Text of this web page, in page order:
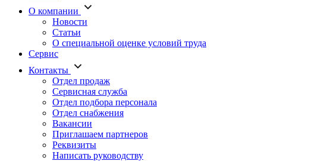
О компании
Новости
Статьи
О специальной оценке условий труда
Сервис
Контакты
Отдел продаж
Сервисная служба
Отдел подбора персонала
Отдел снабжения
Вакансии
Приглашаем партнеров
Реквизиты
Написать руководству